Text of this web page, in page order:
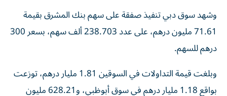
وشهد سوق دبي تنفيذ صفقة على سهم بنك المشرق بقيمة
71.61 مليون درهم، على عدد 238.703 ألف سهم، بسعر 300
درهم للسهم.
وبلغت قيمة التداولات في السوقين 1.81 مليار درهم، توزعت
بواقع 1.18 مليار درهم في سوق أبوظبي، و628.21 مليون